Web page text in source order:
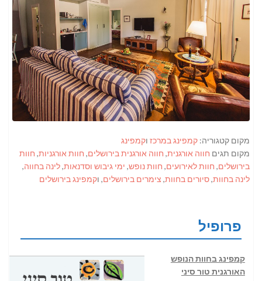
מקום קטגוריה: קמפינג במרכז וקמפינג
מקום תגים חווה אורגנית, חווה אורגנית בירושלים, חוות אורגניות, חוות
בירושלים, חוות לאירועים, חוות נופש, ימי גיבוש וסדנאות,לינה בחווה,
לינה בחוות,סיורים בחוות, צימרים בירושלים, וקמפינג בירושלים
פרופיל
קמפינג בחוות הנופש
האורגנית טור סיני